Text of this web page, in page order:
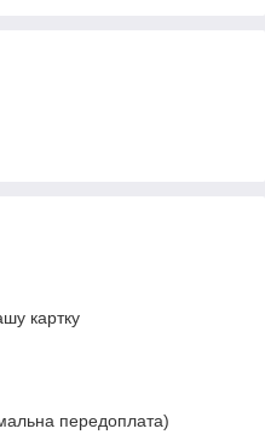
картку
передоплата)